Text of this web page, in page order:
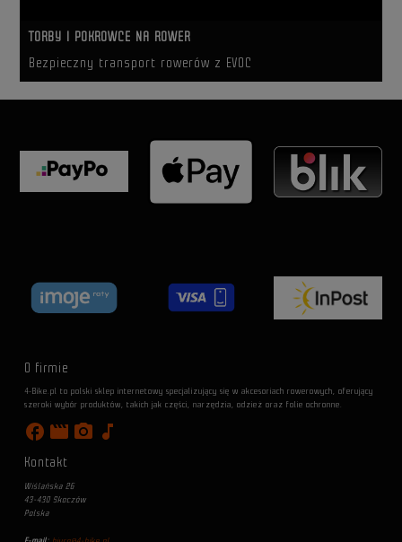
TORBY I POKROWCE NA ROWER
Bezpieczny transport rowerów z EVOC
O firmie
4-Bike.pl to polski sklep internetowy specjalizujący się w akcesoriach rowerowych, oferujący
szeroki wybór produktów, takich jak części, narzędzia, odzież oraz folie ochronne.
facebook movie photo_camera music_note
Kontakt
Wiślańska 26
43-430 Skoczów
Polska